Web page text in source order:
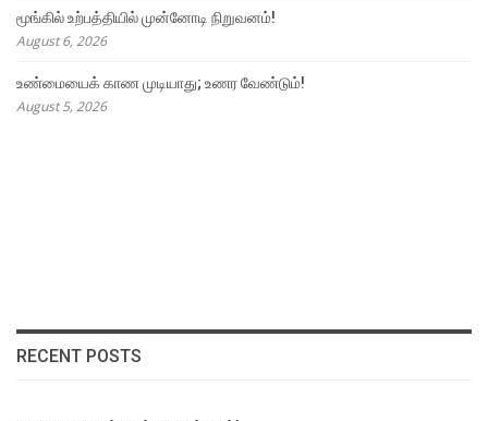
மூங்கில் உற்பத்தியில் முன்னோடி நிறுவனம்!
August 6, 2026
உண்மையைக் காண முடியாது; உணர வேண்டும்!
August 5, 2026
RECENT POSTS